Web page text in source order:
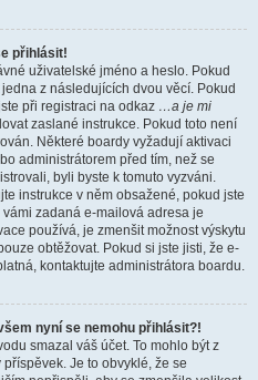
přihlásit!
uživatelské jméno a heslo. Pokud
z následujících dvou věcí. Pokud
při registraci na odkaz …a je mi
zaslané instrukce. Pokud toto není
Některé boardy vyžadují aktivaci
administrátorem před tím, než se
byli byste k tomuto vyzváni.
instrukce v něm obsažené, pokud jste
zadaná e-mailová adresa je
používá, je zmenšit možnost výskytu
obtěžovat. Pokud si jste jisti, že e-
kontaktujte administrátora boardu.
nyní se nemohu přihlásit?!
smazal váš účet. To mohlo být z
Je to obvyklé, že se